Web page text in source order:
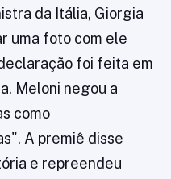
da Itália, Giorgia
uma foto com ele
foi feita em
Meloni negou a
como
A premiê disse
e repreendeu